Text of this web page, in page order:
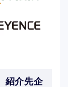
紹介先企